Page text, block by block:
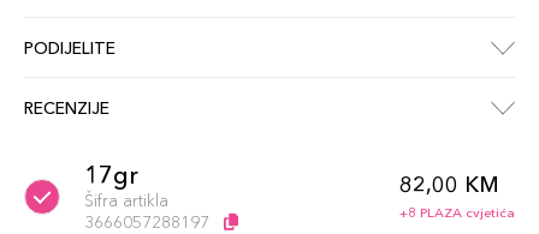
PODIJELITE
RECENZIJE
17gr
Šifra artikla
3666057288197
82,00 KM
+8 PLAZA cvjetića